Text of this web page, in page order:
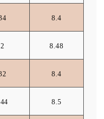
8.4
8.48
8.4
8.5